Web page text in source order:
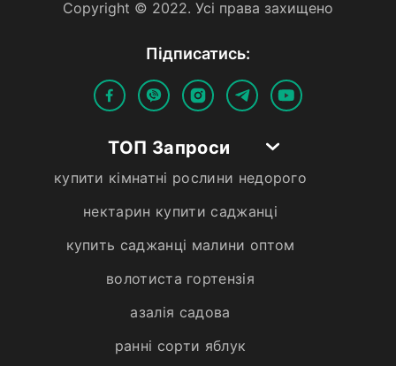
Copyright © 2022. Усi права захищено
Пiдписатись:
ТОП Запроси
купити кімнатні рослини недорого
нектарин купити саджанці
купить саджанці малини оптом
волотиста гортензія
азалія садова
ранні сорти яблук